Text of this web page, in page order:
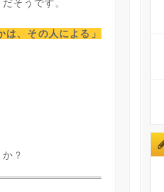
そうです。
は、その人による」
？